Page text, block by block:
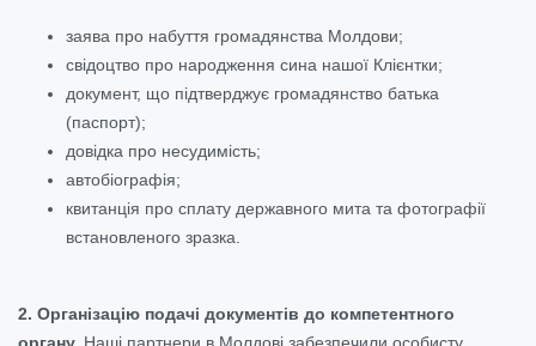
заява про набуття громадянства Молдови;
свідоцтво про народження сина нашої Клієнтки;
документ, що підтверджує громадянство батька
(паспорт);
довідка про несудимість;
автобіографія;
квитанція про сплату державного мита та фотографії
встановленого зразка.
2. Організацію подачі документів до компетентного
органу. Наші партнери в Молдові забезпечили особисту